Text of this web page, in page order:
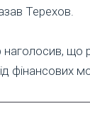
Терехов.
що
фінансових